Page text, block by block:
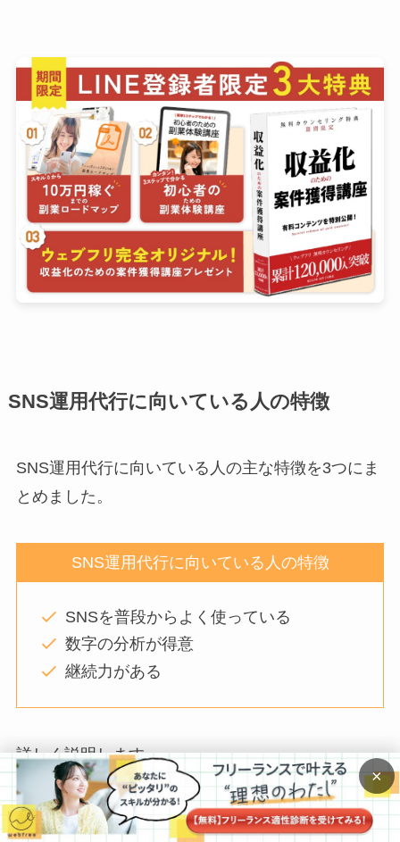
SNS運用代行に向いている人の特徴
SNS運用代行に向いている人の主な特徴を3つにま
とめました。
SNS運用代行に向いている人の特徴
SNSを普段からよく使っている
数字の分析が得意
継続力がある
詳しく説明します。
SNSを普段からよく使っている
×